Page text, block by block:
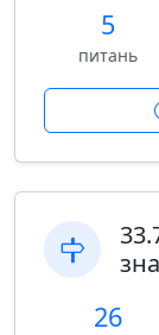
5
питань
26